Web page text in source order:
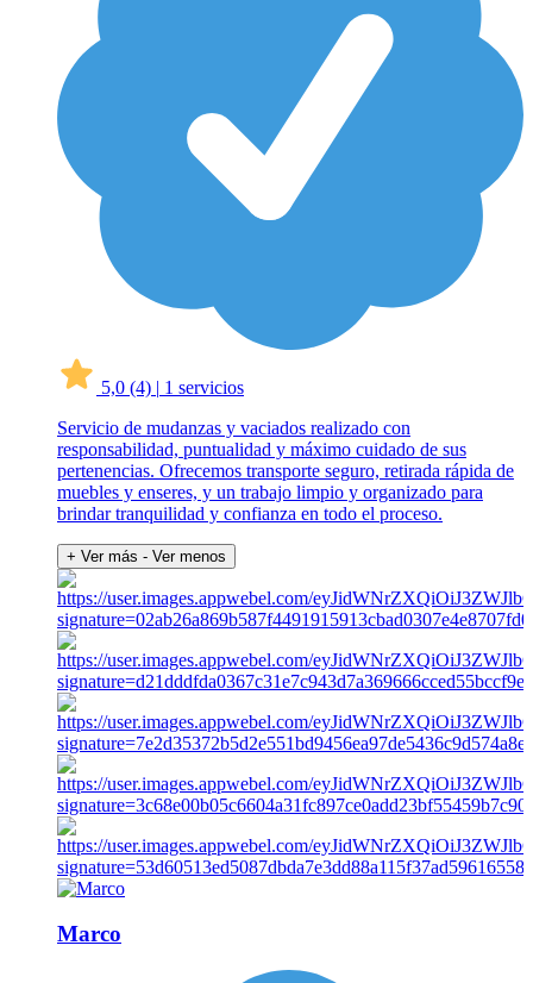
5,0 (4) | 1 servicios
Servicio de mudanzas y vaciados realizado con
responsabilidad, puntualidad y máximo cuidado de sus
pertenencias. Ofrecemos transporte seguro, retirada rápida de
muebles y enseres, y un trabajo limpio y organizado para
brindar tranquilidad y confianza en todo el proceso.
+ Ver más - Ver menos
Marco